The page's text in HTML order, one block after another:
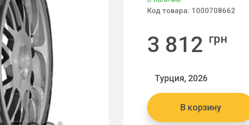
Код товара: 1000708662
3 812 грн
Турция, 2026
В корзину